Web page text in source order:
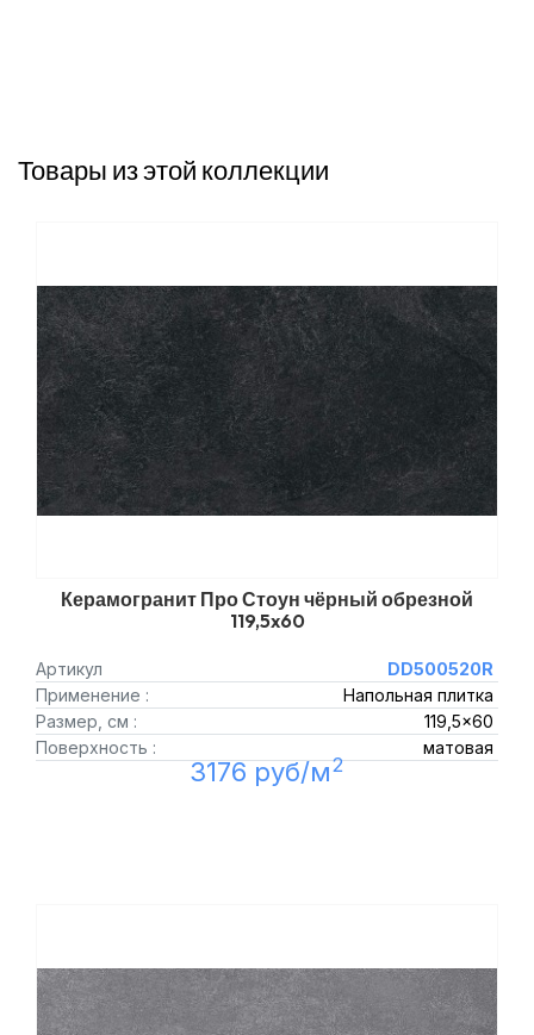
Товары из этой коллекции
Керамогранит Про Стоун чёрный обрезной
119,5x60
Артикул
DD500520R
Применение :
Напольная плитка
Размер, см :
119,5x60
Поверхность :
матовая
3176 руб/м2